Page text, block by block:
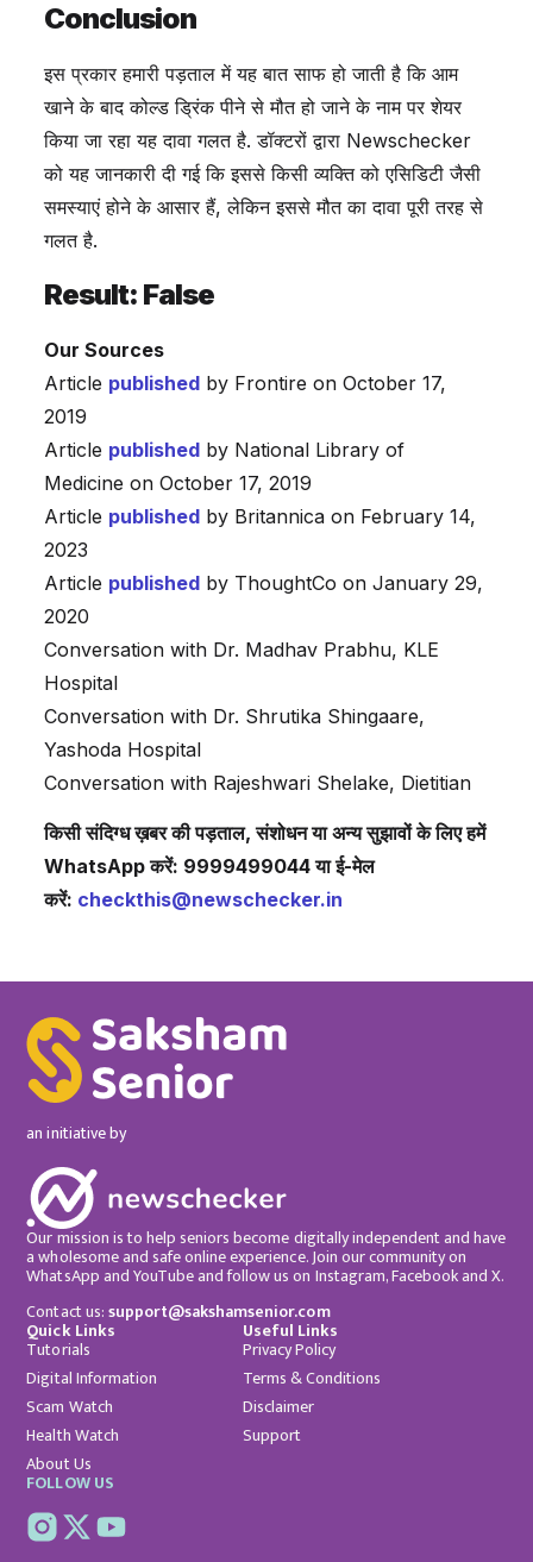
Conclusion
इस प्रकार हमारी पड़ताल में यह बात साफ हो जाती है कि आम
खाने के बाद कोल्ड ड्रिंक पीने से मौत हो जाने के नाम पर शेयर
किया जा रहा यह दावा गलत है. डॉक्टरों द्वारा Newschecker
को यह जानकारी दी गई कि इससे किसी व्यक्ति को एसिडिटी जैसी
समस्याएं होने के आसार हैं, लेकिन इससे मौत का दावा पूरी तरह से
गलत है.
Result: False
Our Sources
Article publishedby Frontire on October 17,
2019
Article publishedby National Library of
Medicine on October 17, 2019
Article publishedby Britannica on February 14,
2023
Article publishedby ThoughtCo on January 29,
2020
Conversation with Dr. Madhav Prabhu, KLE
Hospital
Conversation with Dr. Shrutika Shingaare,
Yashoda Hospital
Conversation with Rajeshwari Shelake, Dietitian
किसी संदिग्ध ख़बर की पड़ताल, संशोधन या अन्य सुझावों के लिए हमें
WhatsApp करें: 9999499044 या ई-मेल
करें: checkthis@newschecker.in
an initiative by
Our mission is to help seniors become digitally independent and have
a wholesome and safe online experience. Join our community on
WhatsApp and YouTube and follow us on Instagram, Facebook and X.
Contact us:support@sakshamsenior.com
Quick Links
Tutorials
Digital Information
Scam Watch
Health Watch
About Us
Useful Links
Privacy Policy
Terms & Conditions
Disclaimer
Support
FOLLOW US